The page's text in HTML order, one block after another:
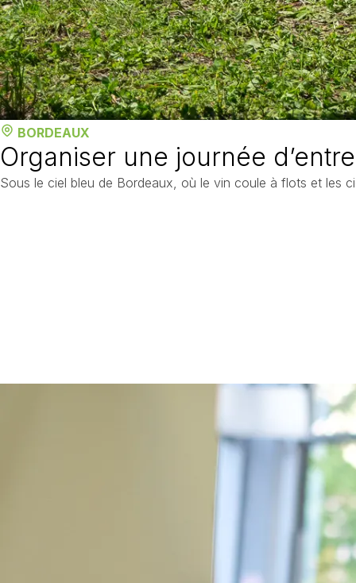
BORDEAUX
Organiser une journée
Sous le ciel bleu de Bordeaux, où le vin coule à flots et les